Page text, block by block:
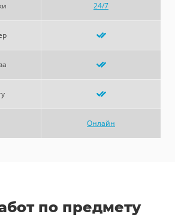
24/7
Онлайн
по предмету